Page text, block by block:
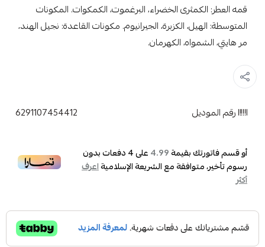
قمه العطر: الكمثرى الخضراء، البرغموت، الكمكوات. المكونات
المتوسطة: الهيل، الكزبرة، الجيرانيوم. مكونات القاعدة: نجيل الهند،
مر هايتي، الشمواه، الكهرمان.
رقم الموديل 6291107454412
أو قسم فاتورتك بقيمة4.99 على4دفعات بدون
رسوم تأخير، متوافقة مع الشريعة الإسلاميةاعرف
أكثر